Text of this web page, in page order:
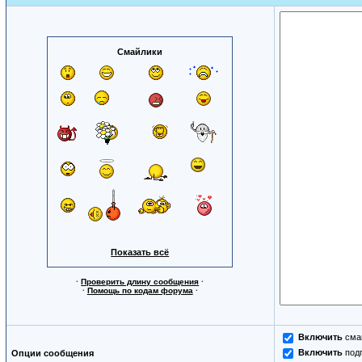
Смайлики
Показать всё
·Проверить длину сообщения ·
· Помощь по кодам форума ·
Опции сообщения
Включить
Включить